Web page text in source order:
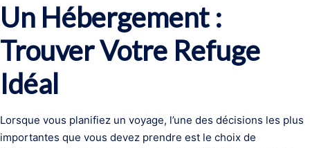
Un Hébergement :
Trouver Votre Refuge
Idéal
Lorsque vous planifiez un voyage, l’une des décisions les plus
importantes que vous devez prendre est le choix de